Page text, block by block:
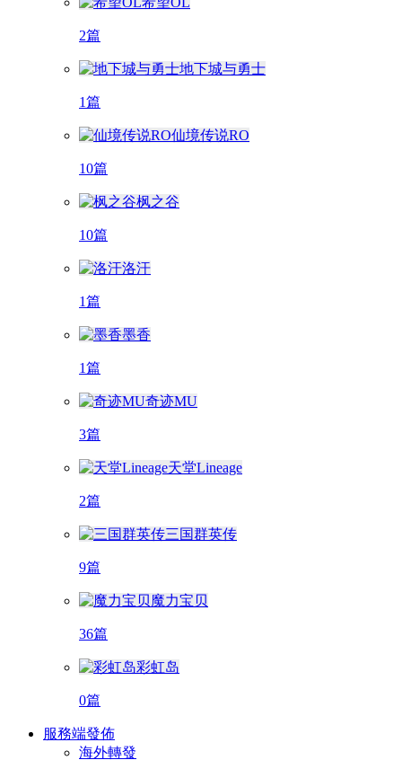
2篇
地下城与勇士
1篇
仙境传说RO
10篇
枫之谷
10篇
洛汗
1篇
墨香
1篇
奇迹MU
3篇
天堂Lineage
2篇
三国群英传
9篇
魔力宝贝
36篇
彩虹岛
0篇
服務端發佈
海外轉發